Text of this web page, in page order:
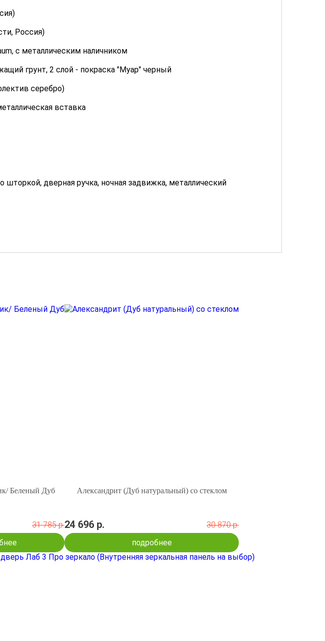
Россия)
с металлическим наличником
грунт, 2 слой - покраска "Муар" черный
серебро)
вставка
дверная ручка, ночная задвижка, металлический
Беленый Дуб
31 785 р.
Александрит (Дуб натуральный) со стеклом
24 696 р.
30 870 р.
подробнее